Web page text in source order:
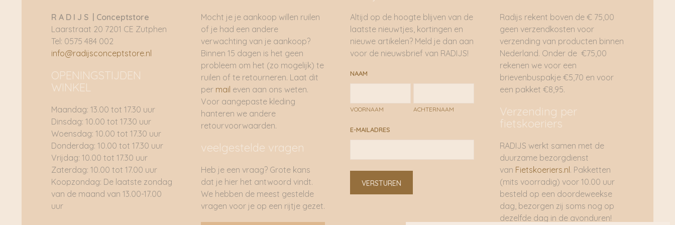
R A D I J S | Conceptstore
Laarstraat 20 7201 CE Zutphen
Tel: 0575 484 002
info@radijsconceptstore.nl
OPENINGSTIJDEN
WINKEL
Maandag: 13.00 tot 17.30 uur
Dinsdag: 10.00 tot 17.30 uur
Woensdag: 10.00 tot 17.30 uur
Donderdag: 10.00 tot 17.30 uur
Vrijdag: 10.00 tot 17.30 uur
Zaterdag: 10.00 tot 17.00 uur
Koopzondag: De laatste zondag
van de maand van 13.00-17.00
uur
Mocht je je aankoop willen ruilen
of je had een andere
verwachting van je aankoop?
Binnen 15 dagen is het geen
probleem om het (zo mogelijk) te
ruilen of te retourneren. Laat dit
permail even aan ons weten.
Voor aangepaste kleding
hanteren we andere
retourvoorwaarden.
veelgestelde vragen
Heb je een vraag? Grote kans
dat je hier het antwoord vindt.
We hebben de meest gestelde
vragen voor je op een rijtje gezet.
Altijd op de hoogte blijven van de
laatste nieuwtjes, kortingen en
nieuwe artikelen? Meld je dan aan
voor de nieuwsbrief van RADIJS!
NAAM
VOORNAAM ACHTERNAAM
E-MAILADRES
VERSTUREN
Radijs rekent boven de € 75,00
geen verzendkosten voor
verzending van producten binnen
Nederland. Onder de €75,00
rekenen we voor een
brievenbuspakje €5,70 en voor
een pakket €8,95.
Verzending per
fietskoeriers
RADIJS werkt samen met de
duurzame bezorgdienst
van Fietskoeriers.nl . Pakketten
(mits voorradig) voor 10.00 uur
besteld op een doordeweekse
dag, bezorgen zij soms nog op
dezelfde dag in de avonduren!